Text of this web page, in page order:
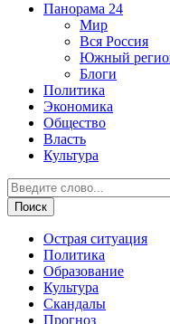
Панорама 24
Мир
Вся Россия
Южный
Блоги
Политика
Экономика
Общество
Власть
Культура
Острая ситуация
Политика
Образование
Культура
Скандалы
Прогноз